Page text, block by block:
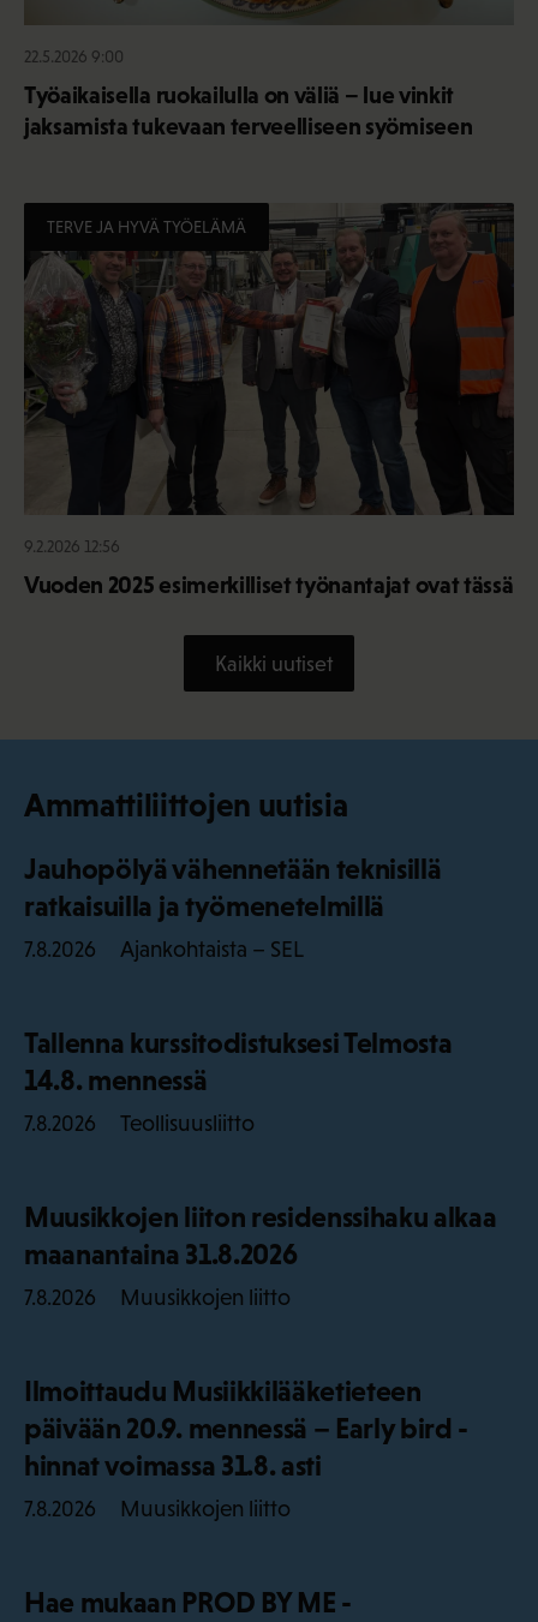
22.5.2026 9:00
Työaikaisella ruokailulla on väliä – lue vinkit
jaksamista tukevaan terveelliseen syömiseen
TERVE JA HYVÄ TYÖELÄMÄ
9.2.2026 12:56
Vuoden 2025 esimerkilliset työnantajat ovat tässä
Kaikki uutiset
Ammattiliittojen uutisia
Jauhopölyä vähennetään teknisillä
ratkaisuilla ja työmenetelmillä
7.8.2026 Ajankohtaista – SEL
Tallenna kurssitodistuksesi Telmosta
14.8. mennessä
7.8.2026 Teollisuusliitto
Muusikkojen liiton residenssihaku alkaa
maanantaina 31.8.2026
7.8.2026 Muusikkojen liitto
Ilmoittaudu Musiikkilääketieteen
päivään 20.9. mennessä – Early bird -
hinnat voimassa 31.8. asti
7.8.2026 Muusikkojen liitto
Hae mukaan PROD BY ME -